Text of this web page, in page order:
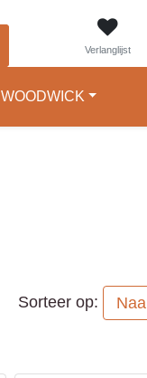
Verlanglijst
WOODWICK
Sorteer op: